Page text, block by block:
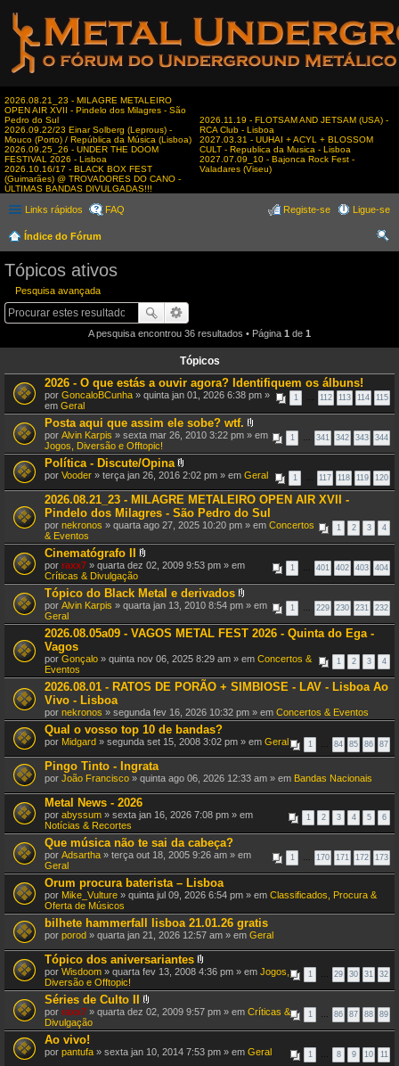
2026.08.21_23 - MILAGRE METALEIRO
OPEN AIR XVII - Pindelo dos Milagres - São
Pedro do Sul
2026.09.22/23 Einar Solberg (Leprous) -
Mouco (Porto) / República da Música (Lisboa)
2026.09.25_26 - UNDER THE DOOM
FESTIVAL 2026 - Lisboa
2026.10.16/17 - BLACK BOX FEST
(Guimarães) @ TROVADORES DO CANO -
ÚLTIMAS BANDAS DIVULGADAS!!!
2026.11.19 - FLOTSAM AND JETSAM (USA) -
RCA Club - Lisboa
2027.03.31 - UUHAI + ACYL + BLOSSOM
CULT - Republica da Musica - Lisboa
2027.07.09_10 - Bajonca Rock Fest -
Valadares (Viseu)
Links rápidos FAQ Ligue-se
Registe-se
Índice do Fórum
Tópicos ativos
Pesquisa avançada
A pesquisa encontrou 36 resultados • Página 1 de 1
Tópicos
2026 - O que estás a ouvir agora? Identifiquem os álbuns!
1 112 113 114 115
por GoncaloBCunha » quinta jan 01, 2026 6:38 pm »
em Geral
Posta aqui que assim ele sobe? wtf.
A
e
o
s
)
1 341 342 343 344
por Alvin Karpis » sexta mar 26, 2010 3:22 pm » em
Jogos, Diversão e Offtopic!
Política - Discute/Opina
A
e
x
o
(
)
1 117 118 119 120
por Vooder » terça jan 26, 2016 2:02 pm » em Geral
2026.08.21_23 - MILAGRE METALEIRO OPEN AIR XVII -
Pindelo dos Milagres - São Pedro do Sul
1 2 3 4
por nekronos » quarta ago 27, 2025 10:20 pm » em Concertos
& Eventos
Cinematógrafo II
A
e
x
o
s
)
1 401 402 403 404
por raxx7 » quarta dez 02, 2009 9:53 pm » em
Críticas & Divulgação
Tópico do Black Metal e derivados
A
e
(
)
1 229 230 231 232
por Alvin Karpis » quarta jan 13, 2010 8:54 pm » em
Geral
2026.08.05a09 - VAGOS METAL FEST 2026 - Quinta do Ega -
Vagos
1 2 3 4
por Gonçalo » quinta nov 06, 2025 8:29 am » em Concertos &
Eventos
2026.08.01 - RATOS DE PORÃO + SIMBIOSE - LAV - Lisboa Ao
Vivo - Lisboa
por nekronos » segunda fev 16, 2026 10:32 pm » em Concertos & Eventos
Qual o vosso top 10 de bandas?
1 84 85 86 87
por Midgard » segunda set 15, 2008 3:02 pm » em Geral
Pingo Tinto - Ingrata
por João Francisco » quinta ago 06, 2026 12:33 am » em Bandas Nacionais
Metal News - 2026
1 2 3 4 5 6
por abyssum » sexta jan 16, 2026 7:08 pm » em
Notícias & Recortes
Que música não te sai da cabeça?
1 170 171 172 173
por Adsartha » terça out 18, 2005 9:26 am » em
Geral
Orum procura baterista – Lisboa
por Mike_Vulture » quinta jul 09, 2026 6:54 pm » em Classificados, Procura &
Oferta de Músicos
bilhete hammerfall lisboa 21.01.26 gratis
por porod » quarta jan 21, 2026 12:57 am » em Geral
Tópico dos aniversariantes
A
e
o
s
1 29 30 31 32
por Wisdoom » quarta fev 13, 2008 4:36 pm » em Jogos,
Diversão e Offtopic!
Séries de Culto II
A
e
o
1 86 87 88 89
por raxx7 » quarta dez 02, 2009 9:57 pm » em Críticas &
Divulgação
Ao vivo!
1 8 9 10 11
por pantufa » sexta jan 10, 2014 7:53 pm » em Geral